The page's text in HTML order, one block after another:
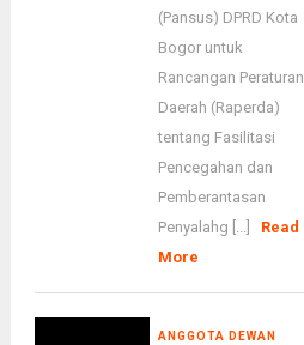
(Pansus) DPRD Kota
Bogor untuk
Rancangan Peraturan
Daerah (Raperda)
tentang Fasilitasi
Pencegahan dan
Pemberantasan
Penyalahg [...]
Read
More
ANGGOTA DEWAN